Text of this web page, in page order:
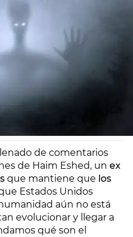
de comentarios
de Haim Eshed, un ex
que mantiene que los
Estados Unidos
aún no está
evolucionar y llegar a
qué son el